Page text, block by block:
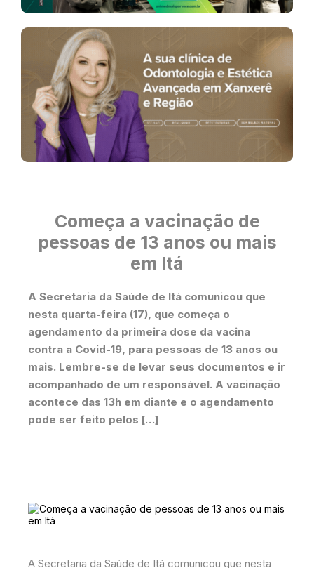
Começa a vacinação de
pessoas de 13 anos ou mais
em Itá
A Secretaria da Saúde de Itá comunicou que
nesta quarta-feira (17), que começa o
agendamento da primeira dose da vacina
contra a Covid-19, para pessoas de 13 anos ou
mais. Lembre-se de levar seus documentos e ir
acompanhado de um responsável. A vacinação
acontece das 13h em diante e o agendamento
pode ser feito pelos […]
A Secretaria da Saúde de Itá comunicou que nesta